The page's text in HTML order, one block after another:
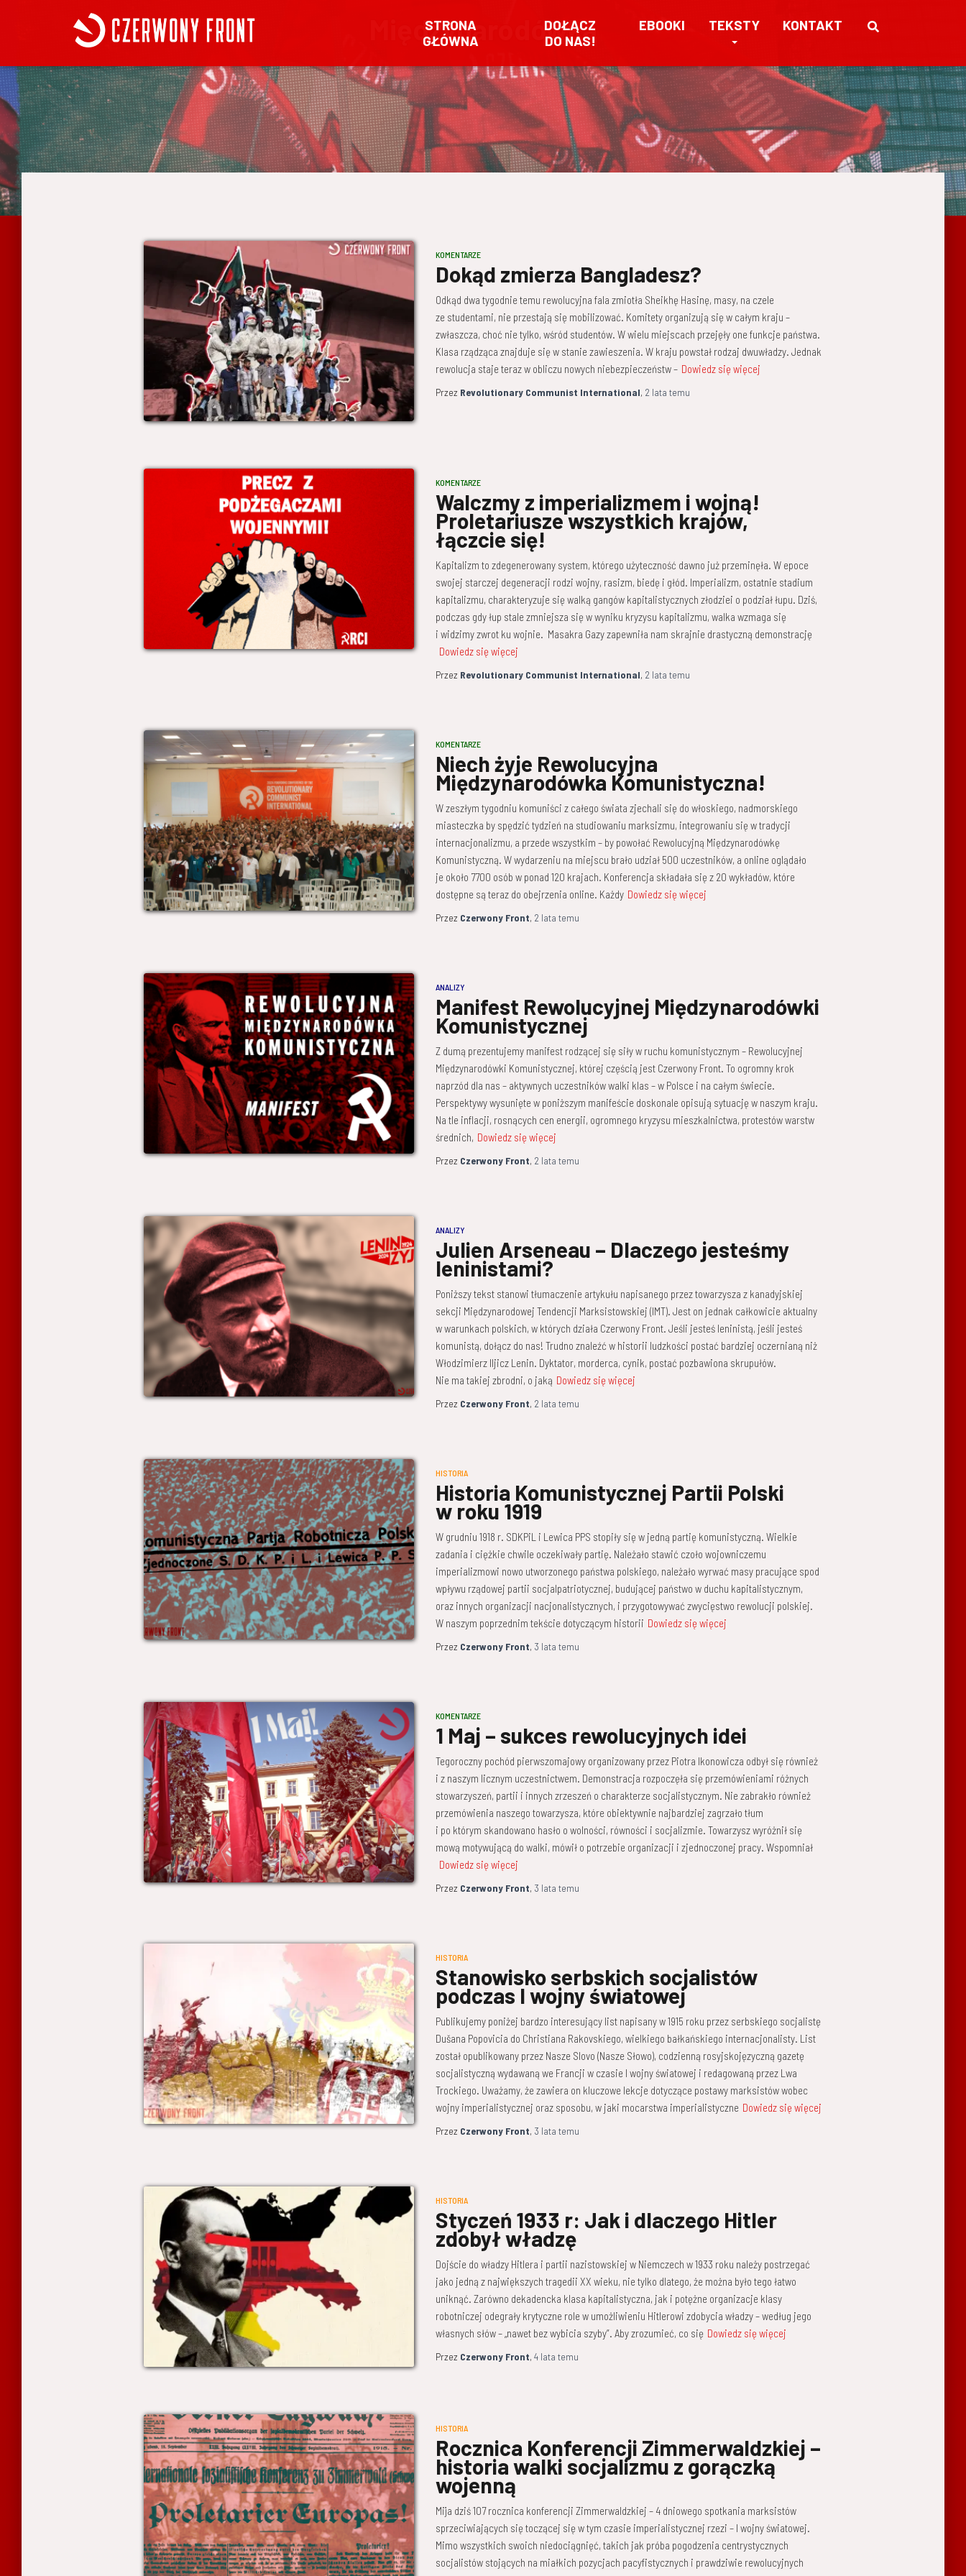
STRONA
GŁÓWNA
DOŁĄCZ
DO NAS!
EBOOKI TEKSTY KONTAKT
Międzynarodówka
KOMENTARZE
Dokąd zmierza Bangladesz?
Odkąd dwa tygodnie temu rewolucyjna fala zmiotła Sheikhę Hasinę, masy, na czele
ze studentami, nie przestają się mobilizować. Komitety organizują się w całym kraju –
zwłaszcza, choć nie tylko, wśród studentów. W wielu miejscach przejęły one funkcje państwa.
Klasa rządząca znajduje się w stanie zawieszenia. W kraju powstał rodzaj dwuwładzy. Jednak
rewolucja staje teraz w obliczu nowych niebezpieczeństw – Dowiedz się więcej
Przez Revolutionary Communist International, 2 lata temu
KOMENTARZE
Walczmy z imperializmem i wojną!
Proletariusze wszystkich krajów,
łączcie się!
Kapitalizm to zdegenerowany system, którego użyteczność dawno już przeminęła. W epoce
swojej starczej degeneracji rodzi wojny, rasizm, biedę i głód. Imperializm, ostatnie stadium
kapitalizmu, charakteryzuje się walką gangów kapitalistycznych złodziei o podział łupu. Dziś,
podczas gdy łup stale zmniejsza się w wyniku kryzysu kapitalizmu, walka wzmaga się
i widzimy zwrot ku wojnie. Masakra Gazy zapewniła nam skrajnie drastyczną demonstrację
Dowiedz się więcej
Przez Revolutionary Communist International, 2 lata temu
KOMENTARZE
Niech żyje Rewolucyjna
Międzynarodówka Komunistyczna!
W zeszłym tygodniu komuniści z całego świata zjechali się do włoskiego, nadmorskiego
miasteczka by spędzić tydzień na studiowaniu marksizmu, integrowaniu się w tradycji
internacjonalizmu, a przede wszystkim – by powołać Rewolucyjną Międzynarodówkę
Komunistyczną. W wydarzeniu na miejscu brało udział 500 uczestników, a online oglądało
je około 7700 osób w ponad 120 krajach. Konferencja składała się z 20 wykładów, które
dostępne są teraz do obejrzenia online. Każdy Dowiedz się więcej
Przez Czerwony Front, 2 lata temu
ANALIZY
Manifest Rewolucyjnej Międzynarodówki
Komunistycznej
Z dumą prezentujemy manifest rodzącej się siły w ruchu komunistycznym – Rewolucyjnej
Międzynarodówki Komunistycznej, której częścią jest Czerwony Front. To ogromny krok
naprzód dla nas – aktywnych uczestników walki klas – w Polsce i na całym świecie.
Perspektywy wysunięte w poniższym manifeście doskonale opisują sytuację w naszym kraju.
Na tle inflacji, rosnących cen energii, ogromnego kryzysu mieszkalnictwa, protestów warstw
średnich, Dowiedz się więcej
Przez Czerwony Front, 2 lata temu
ANALIZY
Julien Arseneau – Dlaczego jesteśmy
leninistami?
Poniższy tekst stanowi tłumaczenie artykułu napisanego przez towarzysza z kanadyjskiej
sekcji Międzynarodowej Tendencji Marksistowskiej (IMT). Jest on jednak całkowicie aktualny
w warunkach polskich, w których działa Czerwony Front. Jeśli jesteś leninistą, jeśli jesteś
komunistą, dołącz do nas! Trudno znaleźć w historii ludzkości postać bardziej oczernianą niż
Włodzimierz Iljicz Lenin. Dyktator, morderca, cynik, postać pozbawiona skrupułów.
Nie ma takiej zbrodni, o jaką Dowiedz się więcej
Przez Czerwony Front, 2 lata temu
HISTORIA
Historia Komunistycznej Partii Polski
w roku 1919
W grudniu 1918 r. SDKPiL i Lewica PPS stopiły się w jedną partię komunistyczną. Wielkie
zadania i ciężkie chwile oczekiwały partię. Należało stawić czoło wojowniczemu
imperializmowi nowo utworzonego państwa polskiego, należało wyrwać masy pracujące spod
wpływu rządowej partii socjalpatriotycznej, budującej państwo w duchu kapitalistycznym,
oraz innych organizacji nacjonalistycznych, i przygotowywać zwycięstwo rewolucji polskiej.
W naszym poprzednim tekście dotyczącym historii Dowiedz się więcej
Przez Czerwony Front, 3 lata temu
KOMENTARZE
1 Maj – sukces rewolucyjnych idei
Tegoroczny pochód pierwszomajowy organizowany przez Piotra Ikonowicza odbył się również
i z naszym licznym uczestnictwem. Demonstracja rozpoczęła się przemówieniami różnych
stowarzyszeń, partii i innych zrzeszeń o charakterze socjalistycznym. Nie zabrakło również
przemówienia naszego towarzysza, które obiektywnie najbardziej zagrzało tłum
i po którym skandowano hasło o wolności, równości i socjalizmie. Towarzysz wyróżnił się
mową motywującą do walki, mówił o potrzebie organizacji i zjednoczonej pracy. Wspomniał
Dowiedz się więcej
Przez Czerwony Front, 3 lata temu
HISTORIA
Stanowisko serbskich socjalistów
podczas I wojny światowej
Publikujemy poniżej bardzo interesujący list napisany w 1915 roku przez serbskiego socjalistę
Dušana Popovicia do Christiana Rakovskiego, wielkiego bałkańskiego internacjonalisty. List
został opublikowany przez Nasze Slovo (Nasze Słowo), codzienną rosyjskojęzyczną gazetę
socjalistyczną wydawaną we Francji w czasie I wojny światowej i redagowaną przez Lwa
Trockiego. Uważamy, że zawiera on kluczowe lekcje dotyczące postawy marksistów wobec
wojny imperialistycznej oraz sposobu, w jaki mocarstwa imperialistyczne Dowiedz się więcej
Przez Czerwony Front, 3 lata temu
HISTORIA
Styczeń 1933 r: Jak i dlaczego Hitler
zdobył władzę
Dojście do władzy Hitlera i partii nazistowskiej w Niemczech w 1933 roku należy postrzegać
jako jedną z największych tragedii XX wieku, nie tylko dlatego, że można było tego łatwo
uniknąć. Zarówno dekadencka klasa kapitalistyczna, jak i potężne organizacje klasy
robotniczej odegrały krytyczne role w umożliwieniu Hitlerowi zdobycia władzy – według jego
własnych słów – „nawet bez wybicia szyby”. Aby zrozumieć, co się Dowiedz się więcej
Przez Czerwony Front, 4 lata temu
HISTORIA
Rocznica Konferencji Zimmerwaldzkiej –
historia walki socjalizmu z gorączką
wojenną
Mija dziś 107 rocznica konferencji Zimmerwaldzkiej – 4 dniowego spotkania marksistów
sprzeciwiających się toczącej się w tym czasie imperialistycznej rzezi – I wojny światowej.
Mimo wszystkich swoich niedociągnięć, takich jak próba pogodzenia centrystycznych
socjalistów stojących na miałkich pozycjach pacyfistycznych i prawdziwie rewolucyjnych